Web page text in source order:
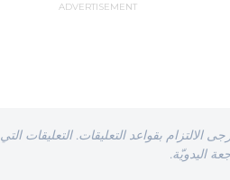
ADVERTISEMENT
بقواعد التعليقات. التعليقات
اليدويّة.